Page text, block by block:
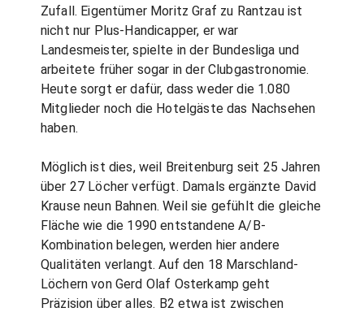
Zufall. Eigentümer Moritz Graf zu Rantzau ist
nicht nur Plus-Handicapper, er war
Landesmeister, spielte in der Bundesliga und
arbeitete früher sogar in der Clubgastronomie.
Heute sorgt er dafür, dass weder die 1.080
Mitglieder noch die Hotelgäste das Nachsehen
haben.
Möglich ist dies, weil Breitenburg seit 25 Jahren
über 27 Löcher verfügt. Damals ergänzte David
Krause neun Bahnen. Weil sie gefühlt die gleiche
Fläche wie die 1990 entstandene A/B-
Kombination belegen, werden hier andere
Qualitäten verlangt. Auf den 18 Marschland-
Löchern von Gerd Olaf Osterkamp geht
Präzision über alles. B2 etwa ist zwischen